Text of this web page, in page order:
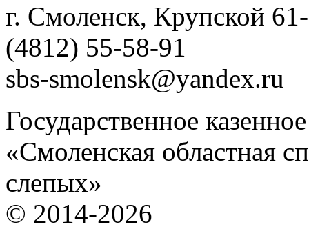
г. Смоленск, Крупской
(4812) 55-58-91
sbs-smolensk@yandex.ru
Государственное
«Смоленская областная
слепых»
© 2014-2026